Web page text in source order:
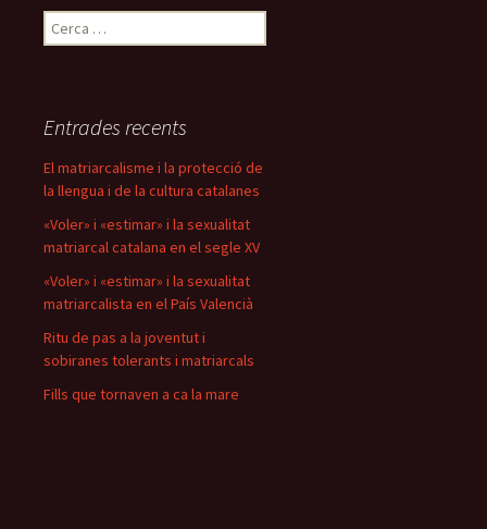
Cerca:
Entrades recents
El matriarcalisme i la protecció de
la llengua i de la cultura catalanes
«Voler» i «estimar» i la sexualitat
matriarcal catalana en el segle XV
«Voler» i «estimar» i la sexualitat
matriarcalista en el País Valencià
Ritu de pas a la joventut i
sobiranes tolerants i matriarcals
Fills que tornaven a ca la mare